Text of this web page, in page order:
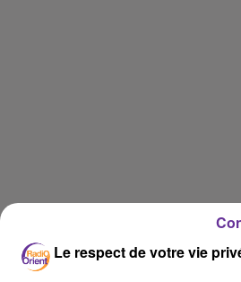
Le respect de votre vie